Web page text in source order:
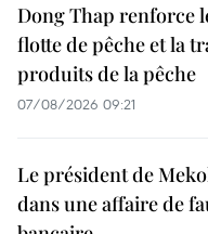
Dong Thap renforce
flotte de pêche et la
produits de la pêche
07/08/2026 09:21
Le président de
dans une affaire de